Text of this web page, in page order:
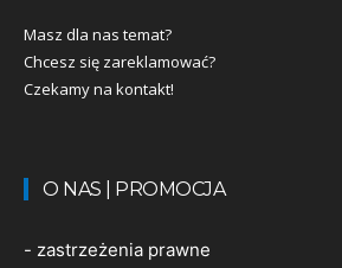
Masz dla nas temat?
Chcesz się zareklamować?
Czekamy na kontakt!
O NAS | PROMOCJA
- zastrzeżenia prawne